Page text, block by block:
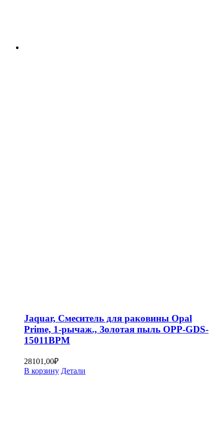
Jaquar, Смеситель для раковины Opal
Prime, 1-рычаж., Золотая пыль OPP-GDS-
15011BPM
28101,00₽
В корзину Детали